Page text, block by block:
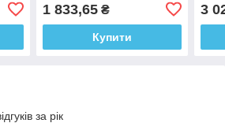
1 833,65₴
Купити
3
за рік